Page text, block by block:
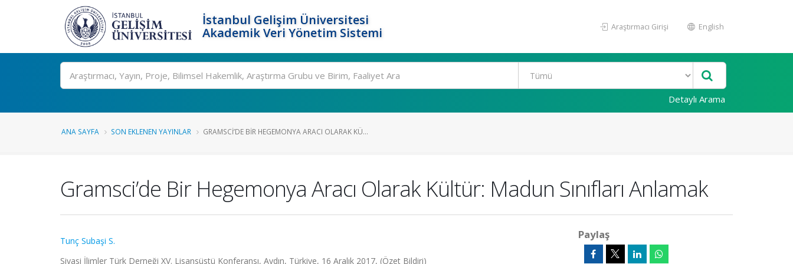
İstanbul Gelişim Üniversitesi
Akademik Veri Yönetim Sistemi
Araştırmacı Girişi English
Ara
Detaylı Arama
ANA SAYFA SON EKLENEN YAYINLAR GRAMSCI’DE BIR HEGEMONYA ARACI OLARAK KÜ...
Gramsci’de Bir Hegemonya Aracı Olarak Kültür: Madun Sınıfları Anlamak
Tunç Subaşi S.
Siyasi İlimler Türk Derneği XV. Lisansüstü Konferansı, Aydın, Türkiye, 16 Aralık 2017, (Özet Bildiri)
Paylaş